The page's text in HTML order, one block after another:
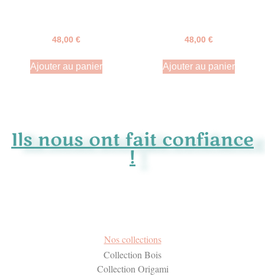
48,00 €
Ajouter au panier
48,00 €
Ajouter au panier
Ils nous ont fait confiance
!
Nos collections
Collection Bois
Collection Origami